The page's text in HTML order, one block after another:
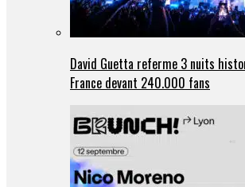
David Guetta referme 3 nuits
France devant 240.000 fans